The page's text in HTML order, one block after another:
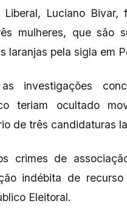
Luciano Bivar,
mulheres, que são
laranjas pela sigla em
investigações
teriam ocultado
de três candidaturas
crimes de
indébita de
Eleitoral.